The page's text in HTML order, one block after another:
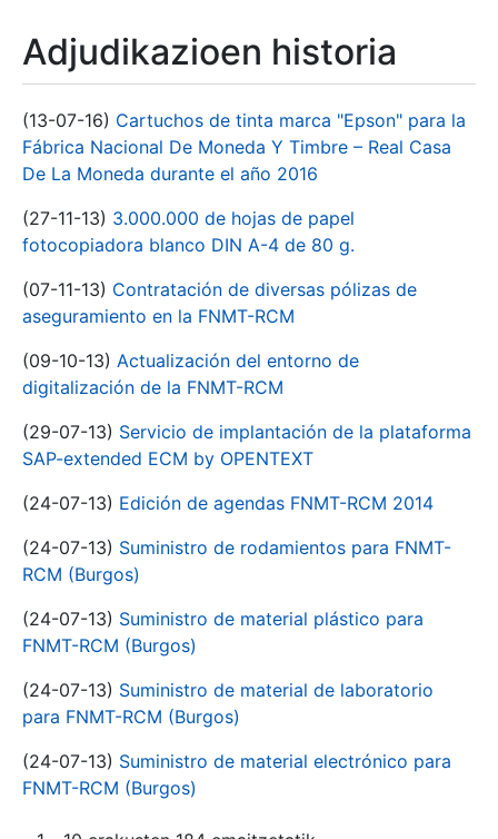
Adjudikazioen historia
(13-07-16) Cartuchos de tinta marca "Epson" para la
Fábrica Nacional De Moneda Y Timbre – Real Casa
De La Moneda durante el año 2016
(27-11-13) 3.000.000 de hojas de papel
fotocopiadora blanco DIN A-4 de 80 g.
(07-11-13) Contratación de diversas pólizas de
aseguramiento en la FNMT-RCM
(09-10-13) Actualización del entorno de
digitalización de la FNMT-RCM
(29-07-13) Servicio de implantación de la plataforma
SAP-extended ECM by OPENTEXT
(24-07-13) Edición de agendas FNMT-RCM 2014
(24-07-13) Suministro de rodamientos para FNMT-
RCM (Burgos)
(24-07-13) Suministro de material plástico para
FNMT-RCM (Burgos)
(24-07-13) Suministro de material de laboratorio
para FNMT-RCM (Burgos)
(24-07-13) Suministro de material electrónico para
FNMT-RCM (Burgos)